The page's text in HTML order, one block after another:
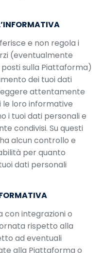
e non regola i
(eventualmente
sulla Piattaforma)
dei tuoi dati
attentamente
le loro informative
i tuoi dati personali e
condivisi. Su questi
alcun controllo e
per quanto
dati personali
con integrazioni o
rispetto alla
ad eventuali
alla Piattaforma o